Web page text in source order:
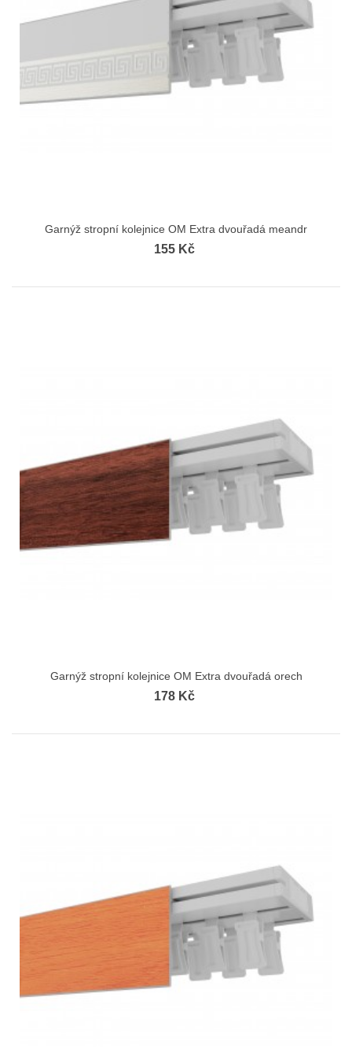
Garnýž stropní kolejnice OM Extra dvouřadá meandr
155 Kč
Garnýž stropní kolejnice OM Extra dvouřadá orech
178 Kč